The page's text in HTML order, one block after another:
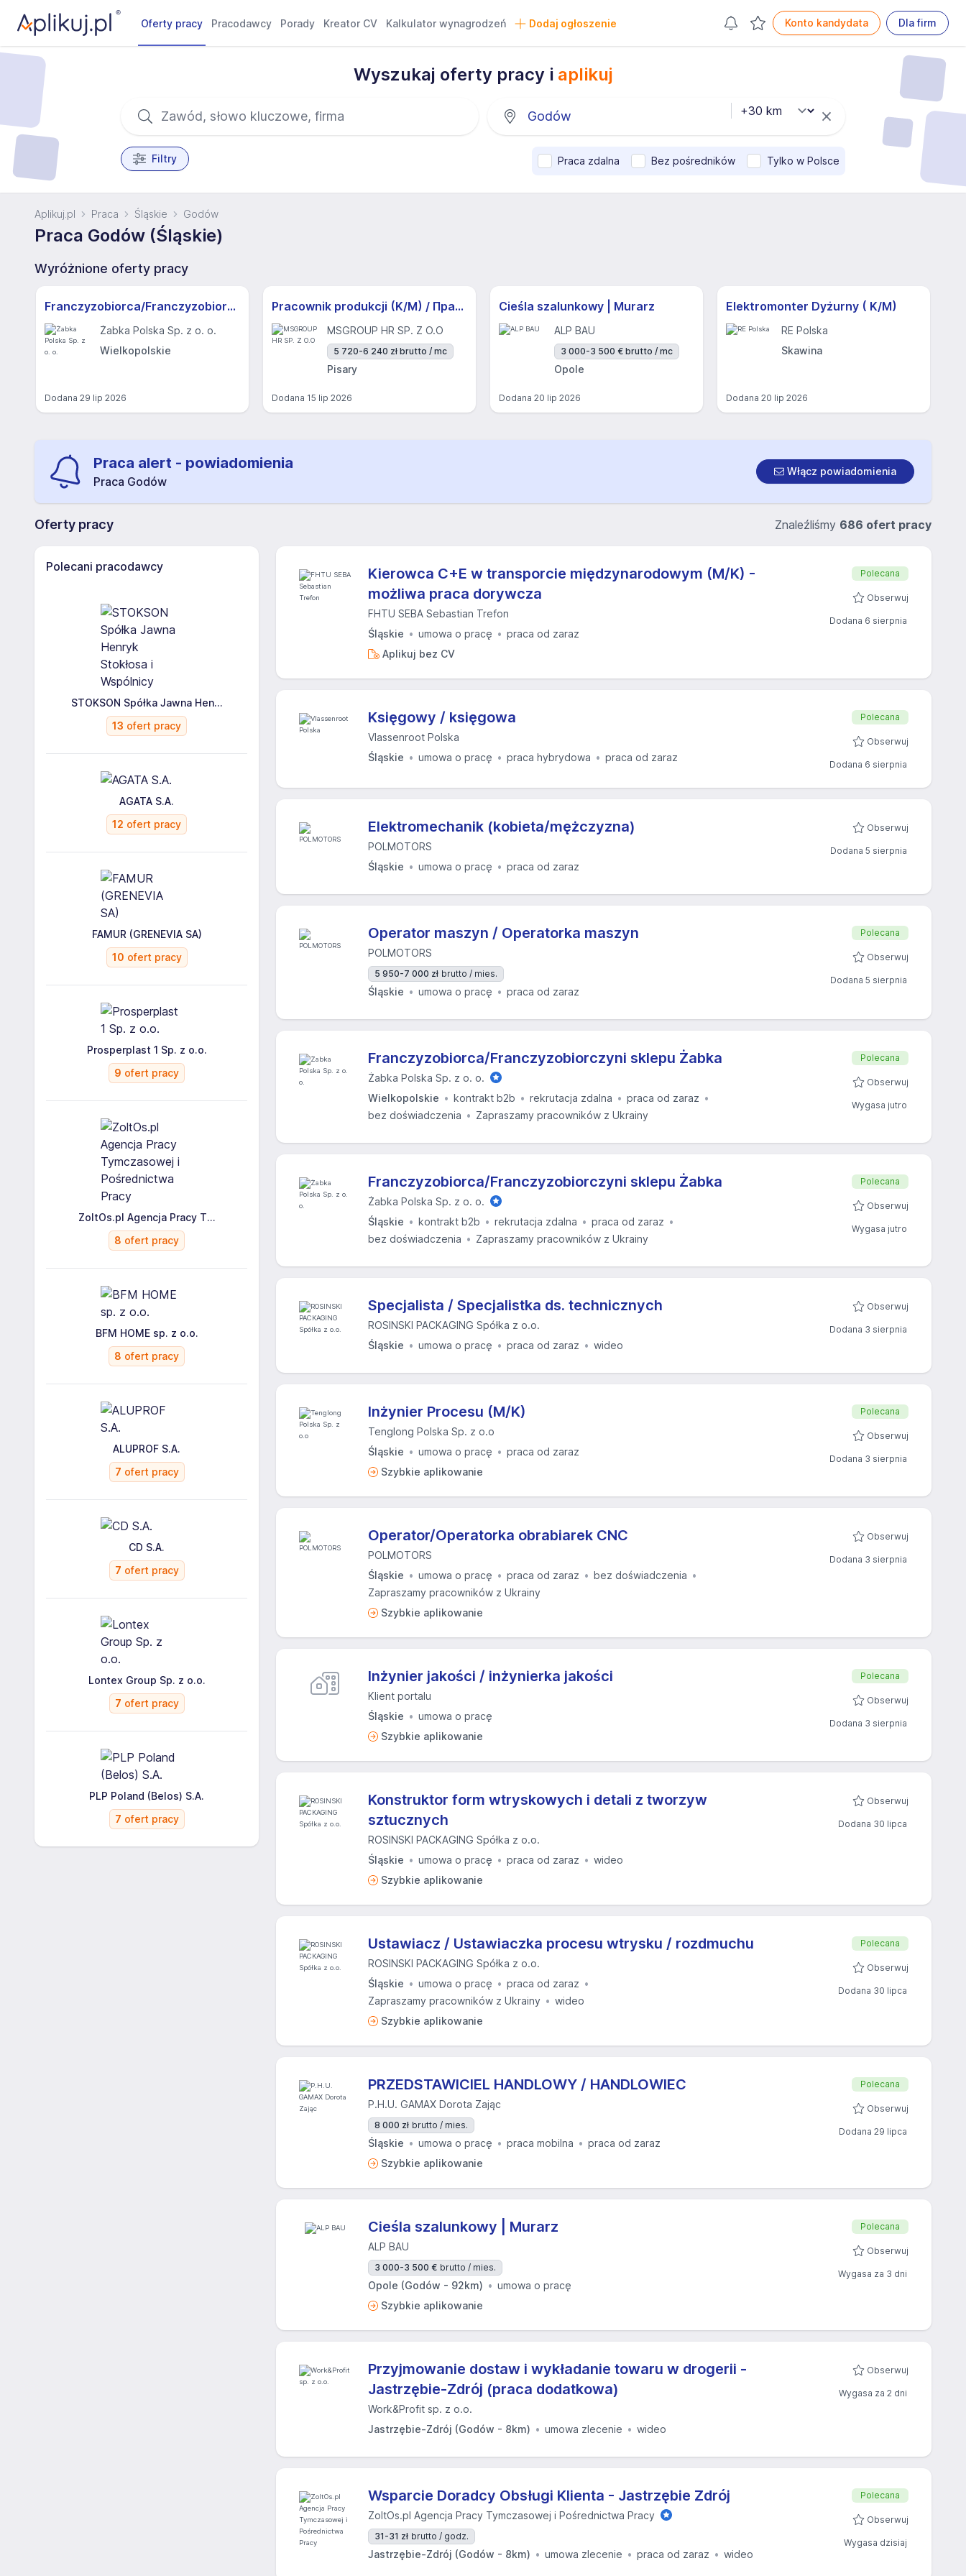
Oferty pracy Pracodawcy Porady Kreator CV Kalkulator wynagrodzeń Dodaj ogłoszenie Konto kandydata Dla firm
Wyszukaj oferty pracy i aplikuj
Filtry Praca zdalna Bez pośredników Tylko w Polsce
Aplikuj.pl Praca Śląskie Godów
Praca Godów (Śląskie)
Wyróżnione oferty pracy
Franczyzobiorca/Franczyzobiorczyni sklepu Żabka
Żabka Polska Sp. z o. o.
Wielkopolskie
Dodana 29 lip 2026
Pracownik produkcji (K/M) / Працівники продукції Huber-Suhner (K/M)
MSGROUP HR SP. Z O.O
5 720-6 240 zł brutto / mc
Pisary
Dodana 15 lip 2026
Cieśla szalunkowy | Murarz
ALP BAU
3 000-3 500 € brutto / mc
Opole
Dodana 20 lip 2026
Elektromonter Dyżurny ( K/M)
RE Polska
Skawina
Dodana 20 lip 2026
Praca alert - powiadomienia
Praca Godów
Włącz powiadomienia
Oferty pracy Znaleźliśmy 686 ofert pracy
Polecani pracodawcy
STOKSON Spółka Jawna Hen...
13 ofert pracy
AGATA S.A.
12 ofert pracy
FAMUR (GRENEVIA SA)
10 ofert pracy
Prosperplast 1 Sp. z o.o.
9 ofert pracy
ZoltOs.pl Agencja Pracy T...
8 ofert pracy
BFM HOME sp. z o.o.
8 ofert pracy
ALUPROF S.A.
7 ofert pracy
CD S.A.
7 ofert pracy
Lontex Group Sp. z o.o.
7 ofert pracy
PLP Poland (Belos) S.A.
7 ofert pracy
Kierowca C+E w transporcie międzynarodowym (M/K) -
możliwa praca dorywcza
FHTU SEBA Sebastian Trefon
Śląskie
umowa o pracę
praca od zaraz
Aplikuj bez CV
Polecana
Obserwuj
Dodana 6 sierpnia
Księgowy / księgowa
Vlassenroot Polska
Śląskie
umowa o pracę praca hybrydowa praca od zaraz
Polecana
Obserwuj
Dodana 6 sierpnia
Elektromechanik (kobieta/mężczyzna)
POLMOTORS
Śląskie
umowa o pracę praca od zaraz
Obserwuj
Dodana 5 sierpnia
Operator maszyn / Operatorka maszyn
POLMOTORS
5 950-7 000 zł brutto / mies.
Śląskie umowa o pracę praca od zaraz
Polecana
Obserwuj
Dodana 5 sierpnia
Franczyzobiorca/Franczyzobiorczyni sklepu Żabka
Żabka Polska Sp. z o. o.
Wielkopolskie
kontrakt b2b rekrutacja zdalna
praca od zaraz
bez doświadczenia
Zapraszamy pracowników z Ukrainy
Polecana
Obserwuj
Wygasa jutro
Franczyzobiorca/Franczyzobiorczyni sklepu Żabka
Żabka Polska Sp. z o. o.
Śląskie
kontrakt b2b rekrutacja zdalna
praca od zaraz
bez doświadczenia
Zapraszamy pracowników z Ukrainy
Polecana
Obserwuj
Wygasa jutro
Specjalista / Specjalistka ds. technicznych
ROSINSKI PACKAGING Spółka z o.o.
Śląskie
umowa o pracę praca od zaraz wideo
Obserwuj
Dodana 3 sierpnia
Inżynier Procesu (M/K)
Tenglong Polska Sp. z o.o
Śląskie
umowa o pracę
praca od zaraz
Szybkie aplikowanie
Polecana
Obserwuj
Dodana 3 sierpnia
Operator/Operatorka obrabiarek CNC
POLMOTORS
Śląskie
umowa o pracę praca od zaraz
bez doświadczenia
Zapraszamy pracowników z Ukrainy
Szybkie aplikowanie
Obserwuj
Dodana 3 sierpnia
Inżynier jakości / inżynierka jakości
Klient portalu
Śląskie
umowa o pracę
Szybkie aplikowanie
Polecana
Obserwuj
Dodana 3 sierpnia
Konstruktor form wtryskowych i detali z tworzyw
sztucznych
ROSINSKI PACKAGING Spółka z o.o.
Śląskie
umowa o pracę praca od zaraz
wideo
Szybkie aplikowanie
Obserwuj
Dodana 30 lipca
Ustawiacz / Ustawiaczka procesu wtrysku / rozdmuchu
ROSINSKI PACKAGING Spółka z o.o.
Śląskie
umowa o pracę
praca od zaraz
Zapraszamy pracowników z Ukrainy
wideo
Szybkie aplikowanie
Polecana
Obserwuj
Dodana 30 lipca
PRZEDSTAWICIEL HANDLOWY / HANDLOWIEC
P.H.U. GAMAX Dorota Zając
8 000 zł brutto / mies.
Śląskie umowa o pracę praca mobilna
praca od zaraz
Szybkie aplikowanie
Polecana
Obserwuj
Dodana 29 lipca
Cieśla szalunkowy | Murarz
ALP BAU
3 000-3 500 € brutto / mies.
Opole (Godów - 92km)
umowa o pracę
Szybkie aplikowanie
Polecana
Obserwuj
Wygasa za 3 dni
Przyjmowanie dostaw i wykładanie towaru w drogerii -
Jastrzębie-Zdrój (praca dodatkowa)
Work&Profit sp. z o.o.
Jastrzębie-Zdrój (Godów - 8km)
umowa zlecenie wideo
Obserwuj
Wygasa za 2 dni
Wsparcie Doradcy Obsługi Klienta - Jastrzębie Zdrój
ZoltOs.pl Agencja Pracy Tymczasowej i Pośrednictwa Pracy
31-31 zł brutto / godz.
Jastrzębie-Zdrój (Godów - 8km) umowa zlecenie praca od zaraz wideo
Polecana
Obserwuj
Wygasa dzisiaj